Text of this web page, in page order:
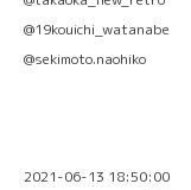
@19kouichi_watanabe
@sekimoto.naohiko
2021-06-13 18:50:00